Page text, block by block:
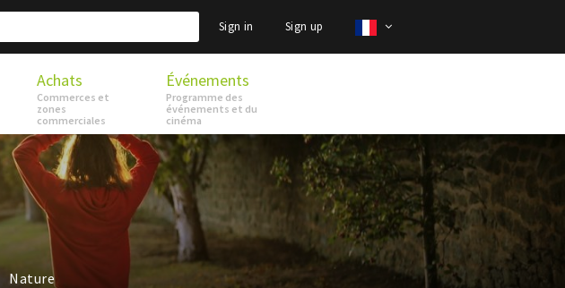
Sign in Sign up
Achats
Commerces et
zones
commerciales
Événements
Programme des
événements et du
cinéma
Nature